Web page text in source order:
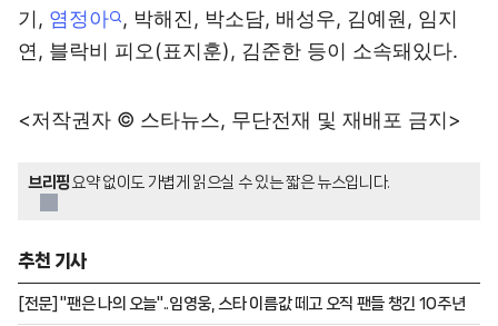
기, 염정아
, 박해진, 박소담, 배성우, 김예원, 임지
연, 블락비 피오(표지훈), 김준한 등이 소속돼있다.
<저작권자 © 스타뉴스, 무단전재 및 재배포 금지>
브리핑요약 없이도 가볍게 읽으실 수 있는 짧은 뉴스입니다.
추천 기사
[전문] "팬은 나의 오늘"..임영웅, 스타 이름값 떼고 오직 팬들 챙긴 10주년